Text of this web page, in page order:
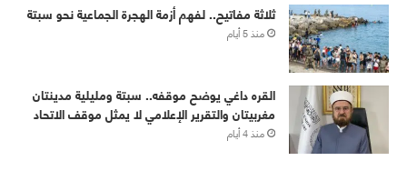
ثلاثة مفاتيح.. لفهم أزمة الهجرة الجماعية نحو سبتة
منذ 5 أيام
القره داغي يوضح موقفه.. سبتة ومليلية مدينتان
مغربيتان والتقرير الإعلامي لا يمثل موقف الاتحاد
منذ 4 أيام